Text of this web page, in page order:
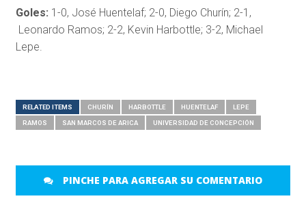
Goles: 1-0, José Huentelaf; 2-0, Diego Churín; 2-1,
Leonardo Ramos; 2-2, Kevin Harbottle; 3-2, Michael
Lepe.
RELATED ITEMS CHURÍN HARBOTTLE HUENTELAF LEPE
RAMOS SAN MARCOS DE ARICA UNIVERSIDAD DE CONCEPCIÓN
PINCHE PARA AGREGAR SU COMENTARIO